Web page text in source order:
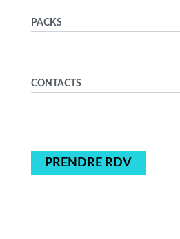
PACKS
CONTACTS
PRENDRE RDV